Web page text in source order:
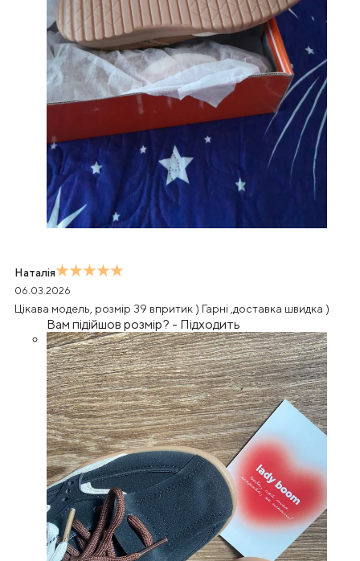
Наталія
06.03.2026
Цікава модель, розмір 39 впритик ) Гарні ,доставка швидка )
Вам підійшов розмір? - Підходить